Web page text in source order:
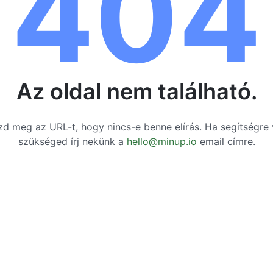
Az oldal nem található.
meg az URL-t, hogy nincs-e benne elírás. Ha segítségre
szükséged írj nekünk a hello@minup.io email címre.